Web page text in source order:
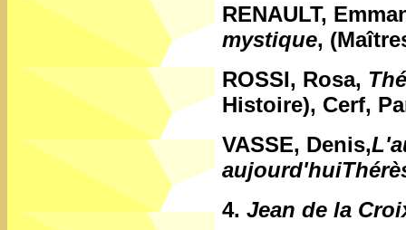
RENAULT,
mystique,
ROSSI, Rosa,
Histoire), Cerf,
VASSE, Denis,
4. Jean de la